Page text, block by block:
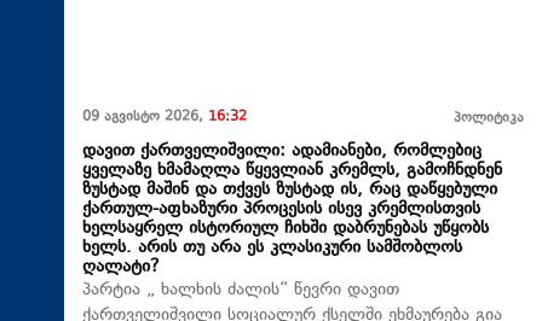
09 აგვისტო 2026, 16:32 პოლიტიკა
დავით ქართველიშვილი: ადამიანები, რომლებიც
ყველაზე ხმამაღლა წყევლიან კრემლს, გამოჩნდნენ
ზუსტად მაშინ და თქვეს ზუსტად ის, რაც დაწყებული
ქართულ-აფხაზური პროცესის ისევ კრემლისთვის
ხელსაყრელ ისტორიულ ჩიხში დაბრუნებას უწყობს
ხელს. არის თუ არა ეს კლასიკური სამშობლოს
ღალატი?
პარტია „ ხალხის ძალის“ წევრი დავით
ქართველიშვილი სოციალურ ქსელში ეხმაურება გია